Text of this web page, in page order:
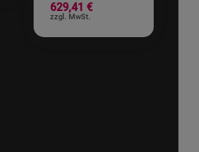
629,41 €